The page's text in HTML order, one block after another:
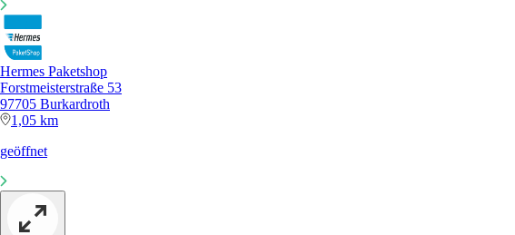
Hermes Paketshop
Forstmeisterstraße 53
97705 Burkardroth
1,05 km
geöffnet